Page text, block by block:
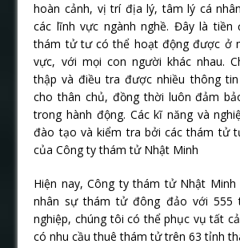
hoàn cảnh, vị trí địa lý, tâm lý cá
các lĩnh vực ngành nghề. Đây là tiền
thám tử tư có thể hoạt động được ở
vực, với mọi con người khác nhau.
thập và điều tra được nhiều thông
cho thân chủ, đồng thời luôn đảm
trong hành động. Các kĩ năng và
đào tạo và kiểm tra bởi các thám tử
của Công ty thám tử Nhật Minh
Hiện nay, Công ty thám tử Nhật
nhân sự thám tử đông đảo với 555
nghiệp, chúng tôi có thể phục vụ tất
có nhu cầu thuê thám tử trên 63 tỉnh